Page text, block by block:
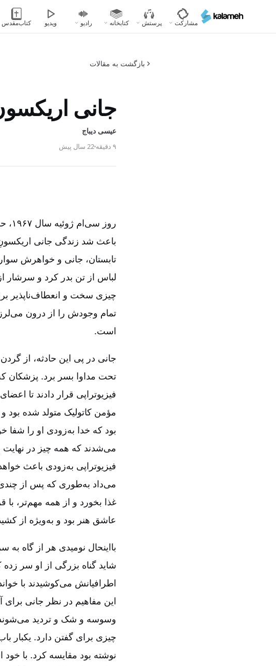
محتوای
مشارکت پرستش کتابخانه رادیو ویدیو کتاب‌مقدس
بازگشت به مقالات
جانی
عیسی دیباج
۹ دقیقه 22 سال پیش
تابستان، جانی و خواهرش
لباس از تن بدر کرد و
چیزی سخت و انعطاف‌ناپذیر
تمام وجودش را از درون
است.
جانی در پی این حادثه، از
تحت مداوا بسر برد. پزشکان
فیزیوتراپی قرار دادند تا
بود كه خدا به‌زودی او را شفا
می‌شدند که همه چیز در نهایت
فیزیوتراپی به‌زودی باعث
می‌داد به‌طوری که پس از
غذا بخورد و از همه مهم‌تر،
عاشق هنر بود و به‌ویژه از
بااینحال نومیدی هر از گاه
شاید گناه بزرگی از او سر
اطرافیانش می‌کوشیدند با
این مفاهیم در نظر جانی
وسوسه و شک و تردید می‌شوند،
چیزی برای گفتن دارد. یکبار
نوشته بود مقایسه کرد. با